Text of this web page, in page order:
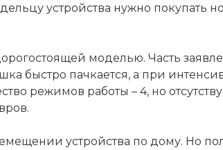
устройства нужно покупать
моделью. Часть
быстро пачкается, а при
режимов работы – 4, но
устройства по дому. Но